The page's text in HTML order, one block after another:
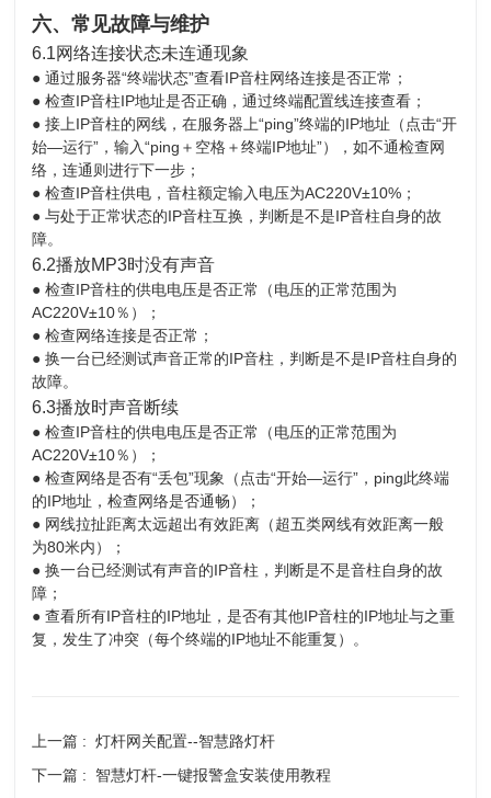
六、常见故障与维护
6.1网络连接状态未连通现象
●通过服务器“终端状态”查看IP音柱网络连接是否正常；
●检查IP音柱IP地址是否正确，通过终端配置线连接查看；
●接上IP音柱的网线，在服务器上“ping”终端的IP地址（点击“开
始—运行”，输入“ping＋空格＋终端IP地址”），如不通检查网
络，连通则进行下一步；
●检查IP音柱供电，音柱额定输入电压为AC220V±10%；
●与处于正常状态的IP音柱互换，判断是不是IP音柱自身的故
障。
6.2播放MP3时没有声音
●检查IP音柱的供电电压是否正常（电压的正常范围为
AC220V±10％）；
●检查网络连接是否正常；
●换一台已经测试声音正常的IP音柱，判断是不是IP音柱自身的
故障。
6.3播放时声音断续
●检查IP音柱的供电电压是否正常（电压的正常范围为
AC220V±10％）；
●检查网络是否有“丢包”现象（点击“开始—运行”，ping此终端
的IP地址，检查网络是否通畅）；
● 网线拉扯距离太远超出有效距离（超五类网线有效距离一般
为80米内）；
●换一台已经测试有声音的IP音柱，判断是不是音柱自身的故
障；
●查看所有IP音柱的IP地址，是否有其他IP音柱的IP地址与之重
复，发生了冲突（每个终端的IP地址不能重复）。
上一篇 : 灯杆网关配置--智慧路灯杆
下一篇 :
智慧灯杆-一键报警盒安装使用教程